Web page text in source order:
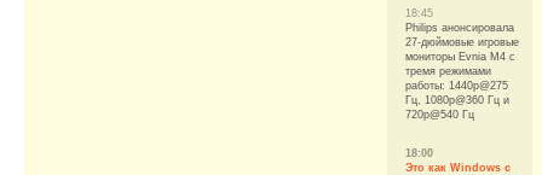
18:45
Philips анонсировала
27-дюймовые игровые
мониторы Evnia M4 с
тремя режимами
работы: 1440p@275
Гц, 1080p@360 Гц и
720p@540 Гц
18:00
Это как Windows с